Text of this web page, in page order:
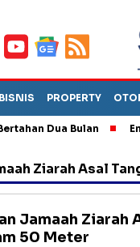
PROPERTY
Dua Bulan
Ziarah Asal
Jamaah Ziarah
50 Meter